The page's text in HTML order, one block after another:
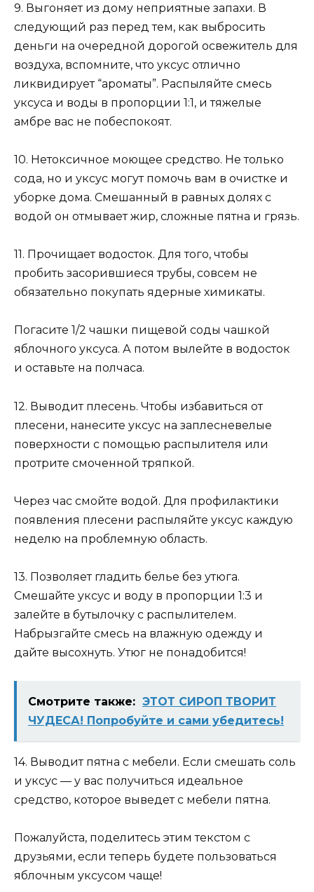
9. Выгоняет из дому неприятные запахи. В
следующий раз перед тем, как выбросить
деньги на очередной дорогой освежитель для
воздуха, вспомните, что уксус отлично
ликвидирует “ароматы”. Распыляйте смесь
уксуса и воды в пропорции 1:1, и тяжелые
амбре вас не побеспокоят.
10. Нетоксичное моющее средство. Не только
сода, но и уксус могут помочь вам в очистке и
уборке дома. Смешанный в равных долях с
водой он отмывает жир, сложные пятна и грязь.
11. Прочищает водосток. Для того, чтобы
пробить засорившиеся трубы, совсем не
обязательно покупать ядерные химикаты.
Погасите 1/2 чашки пищевой соды чашкой
яблочного уксуса. А потом вылейте в водосток
и оставьте на полчаса.
12. Выводит плесень. Чтобы избавиться от
плесени, нанесите уксус на заплесневелые
поверхности с помощью распылителя или
протрите смоченной тряпкой.
Через час смойте водой. Для профилактики
появления плесени распыляйте уксус каждую
неделю на проблемную область.
13. Позволяет гладить белье без утюга.
Смешайте уксус и воду в пропорции 1:3 и
залейте в бутылочку с распылителем.
Набрызгайте смесь на влажную одежду и
дайте высохнуть. Утюг не понадобится!
Смотрите также: ЭТОТ СИРОП ТВОРИТ
ЧУДЕСА! Попробуйте и сами убедитесь!
14. Выводит пятна с мебели. Если смешать соль
и уксус — у вас получиться идеальное
средство, которое выведет с мебели пятна.
Пожалуйста, поделитесь этим текстом с
друзьями, если теперь будете пользоваться
яблочным уксусом чаще!